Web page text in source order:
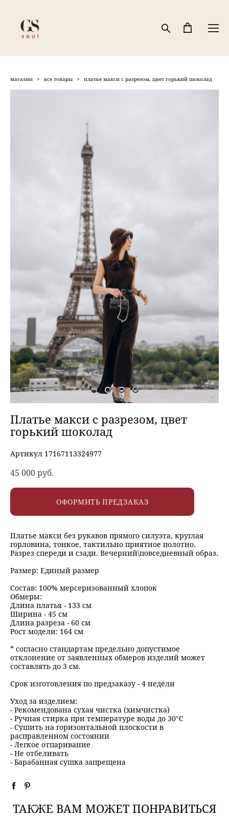
магазин > все товары > платье макси с разрезом, цвет горький шоколад
Платье макси с разрезом, цвет
горький шоколад
Артикул 17167113324977
45 000 pуб.
ОФОРМИТЬ ПРЕДЗАКАЗ
Платье макси без рукавов прямого силуэта, круглая
горловина, тонкое, тактильно приятное полотно.
Разрез спереди и сзади. Вечерний\повседневный образ.
Размер: Единый размер
Состав: 100% мерсеризованный хлопок
Обмеры:
Длина платья - 133 см
Ширина - 45 см
Длина разреза - 60 см
Рост модели: 164 см
* согласно стандартам предельно допустимое
отклонение от заявленных обмеров изделий может
составлять до 3 см.
Срок изготовления по предзаказу - 4 недели
Уход за изделием:
- Рекомендована сухая чистка (химчистка)
- Ручная стирка при температуре воды до 30°C
- Сушить на горизонтальной плоскости в
расправленном состоянии
- Легкое отпаривание
- Не отбеливать
- Барабанная сушка запрещена
ТАКЖЕ ВАМ МОЖЕТ ПОНРАВИТЬСЯ